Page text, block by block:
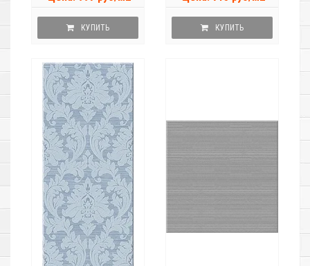
КУПИТЬ КУПИТЬ